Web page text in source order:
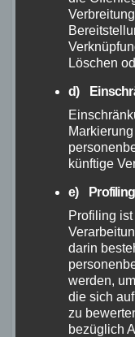
7. AUG. 2026
FEUERWEHR
7. AUG. 2026
Löschen
d)
künftige
e) Profiling
Profiling
darin
werden,
die sich
zu
bezüglich